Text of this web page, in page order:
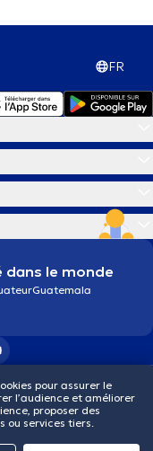
FR
dans le monde
Guatemala
de confidentialité
pour assurer le
l’audience et améliorer
proposer des
ou services tiers.